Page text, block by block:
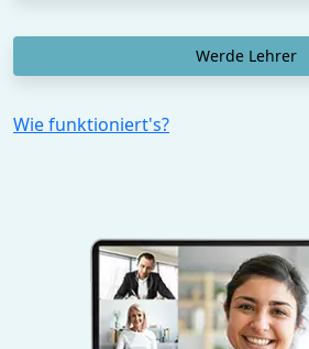
Werde Lehrer
Wie funktioniert's?